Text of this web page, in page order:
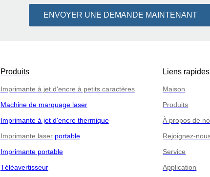
ENVOYER UNE DEMANDE MAINTENANT
Produits
Imprimante à jet d'encre à petits caractères
Machine de marquage laser
Imprimante à jet d'encre thermique
Imprimante laser portable
Imprimante portable
Téléavertisseur
Liens rapides
Maison
Produits
À propos de
Rejoignez-
Service
Application